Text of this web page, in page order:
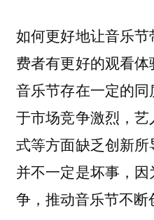
如何更好地让音乐
费者有更好的观看
音乐节存在一定的
于市场竞争激烈，
式等方面缺乏创新
并不一定是坏事，
争，推动音乐节不断